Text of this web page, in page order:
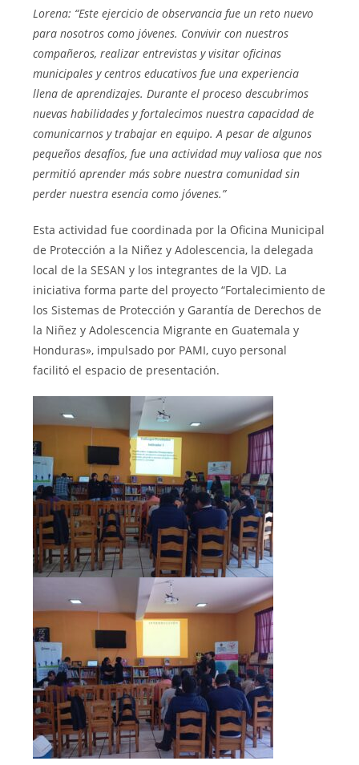
Lorena: “Este ejercicio de observancia fue un reto nuevo
para nosotros como jóvenes. Convivir con nuestros
compañeros, realizar entrevistas y visitar oficinas
municipales y centros educativos fue una experiencia
llena de aprendizajes. Durante el proceso descubrimos
nuevas habilidades y fortalecimos nuestra capacidad de
comunicarnos y trabajar en equipo. A pesar de algunos
pequeños desafíos, fue una actividad muy valiosa que nos
permitió aprender más sobre nuestra comunidad sin
perder nuestra esencia como jóvenes.”
Esta actividad fue coordinada por la Oficina Municipal
de Protección a la Niñez y Adolescencia, la delegada
local de la SESAN y los integrantes de la VJD. La
iniciativa forma parte del proyecto “Fortalecimiento de
los Sistemas de Protección y Garantía de Derechos de
la Niñez y Adolescencia Migrante en Guatemala y
Honduras», impulsado por PAMI, cuyo personal
facilitó el espacio de presentación.